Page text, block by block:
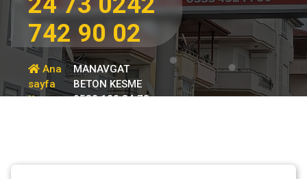
742 90 02
Ana
sayfa
MANAVGAT
BETON KESME
0532 120 24 73